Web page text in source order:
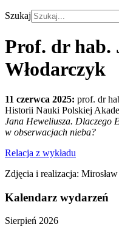
Szukaj
Prof. dr hab.
Włodarczyk
11 czerwca 2025: prof. dr
Historii Nauki Polskiej
Jana Heweliusza. Dlaczego
w obserwacjach nieba?
Relacja z wykładu
Zdjęcia i realizacja:
Kalendarz wydarzeń
Sierpień 2026